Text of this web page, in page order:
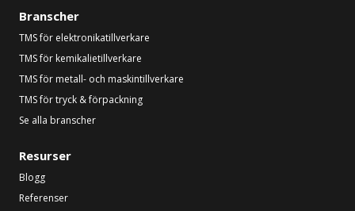
Branscher
TMS för elektronikatillverkare
TMS för kemikalietillverkare
TMS för metall- och maskintillverkare
TMS för tryck & förpackning
Se alla branscher
Resurser
Blogg
Referenser